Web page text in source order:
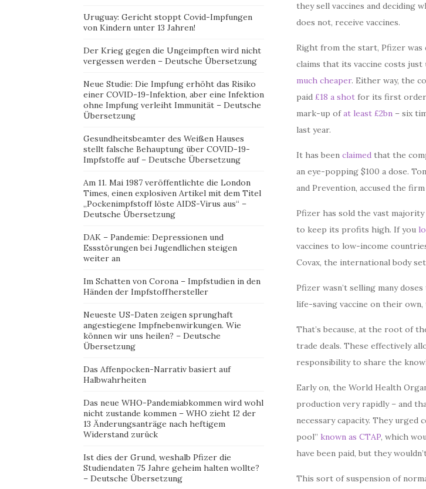
they sell vaccines and deciding
does not, receive vaccines.
Right from the start, Pfizer was
claims that its vaccine costs
much cheaper. Either way, the
paid£18 a shot for its first order,
mark-up ofat least £2bn – six
last year.
It has been claimed that the
an eye-popping $100 a dose.
and Prevention, accused the
Pfizer has sold the vast
to keep its profits high. If you
vaccines to low-income
Covax, the international body
Pfizer wasn’t selling many
life-saving vaccine on their
That’s because, at the root of
trade deals. These effectively
responsibility to share the
Early on, the World Health
production very rapidly – and
necessary capacity. They urged
pool” known as CTAP, which
have been paid, but they
This sort of suspension of
Uruguay: Gericht stoppt Covid-Impfungen
von Kindern unter 13 Jahren!
Der Krieg gegen die Ungeimpften wird nicht
vergessen werden – Deutsche Übersetzung
Neue Studie: Die Impfung erhöht das Risiko
einer COVID-19-Infektion, aber eine Infektion
ohne Impfung verleiht Immunität – Deutsche
Übersetzung
Gesundheitsbeamter des Weißen Hauses
stellt falsche Behauptung über COVID-19-
Impfstoffe auf – Deutsche Übersetzung
Am 11. Mai 1987 veröffentlichte die London
Times, einen explosiven Artikel mit dem Titel
„Pockenimpfstoff löste AIDS-Virus aus“ –
Deutsche Übersetzung
DAK – Pandemie: Depressionen und
Essstörungen bei Jugendlichen steigen
weiter an
Im Schatten von Corona – Impfstudien in den
Händen der Impfstoffhersteller
Neueste US-Daten zeigen sprunghaft
angestiegene Impfnebenwirkungen. Wie
können wir uns heilen? – Deutsche
Übersetzung
Das Affenpocken-Narrativ basiert auf
Halbwahrheiten
Das neue WHO-Pandemiabkommen wird wohl
nicht zustande kommen – WHO zieht 12 der
13 Änderungsanträge nach heftigem
Widerstand zurück
Ist dies der Grund, weshalb Pfizer die
Studiendaten 75 Jahre geheim halten wollte?
– Deutsche Übersetzung